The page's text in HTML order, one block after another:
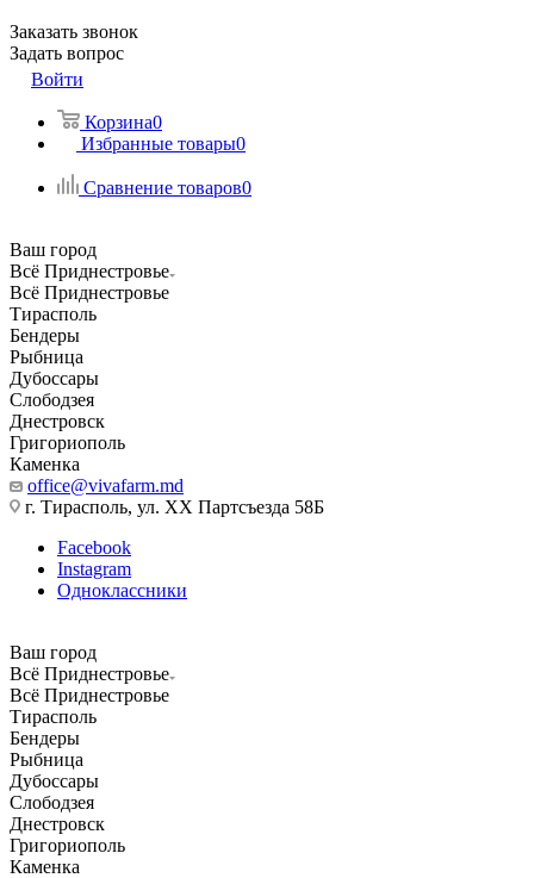
Заказать звонок
Задать вопрос
Войти
Корзина0
Избранные товары0
Сравнение товаров0
Ваш город
Всё Приднестровье
Всё Приднестровье
Тирасполь
Бендеры
Рыбница
Дубоссары
Слободзея
Днестровск
Григориополь
Каменка
office@vivafarm.md
г. Тирасполь, ул. ХХ Партсъезда 58Б
Facebook
Instagram
Одноклассники
Ваш город
Всё Приднестровье
Всё Приднестровье
Тирасполь
Бендеры
Рыбница
Дубоссары
Слободзея
Днестровск
Григориополь
Каменка